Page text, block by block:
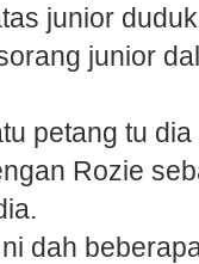
junior
junior
petang tu
Rozie
dah